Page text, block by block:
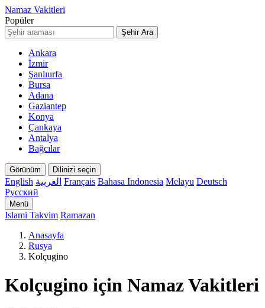
Namaz Vakitleri
Popüler
Şehir Ara
Ankara
İzmir
Şanlıurfa
Bursa
Adana
Gaziantep
Konya
Çankaya
Antalya
Bağcılar
Görünüm Dilinizi seçin
English العربية Français Bahasa Indonesia Melayu Deutsch
Русский
Menü
Islami Takvim Ramazan
Anasayfa
Rusya
Kolçugino
Kolçugino için Namaz Vakitleri